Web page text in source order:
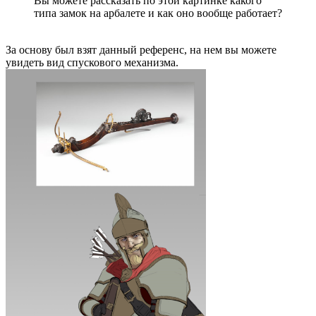
типа замок на арбалете и как оно вообще работает?
За основу был взят данный референс, на нем вы можете
увидеть вид спускового механизма.